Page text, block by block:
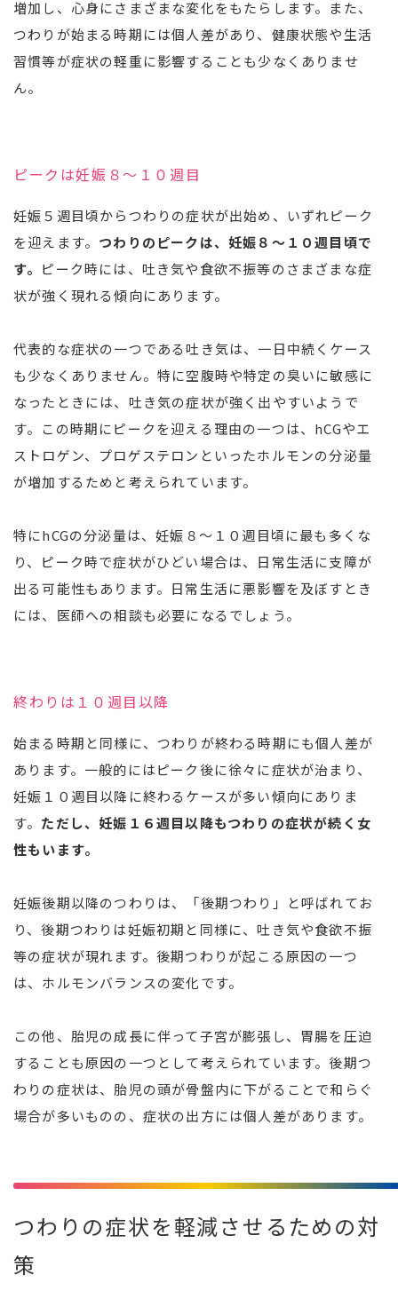
増加し、心身にさまざまな変化をもたらします。また、
つわりが始まる時期には個人差があり、健康状態や生活
習慣等が症状の軽重に影響することも少なくありませ
ん。
ピークは妊娠８〜１０週目
妊娠５週目頃からつわりの症状が出始め、いずれピーク
を迎えます。 つわりのピークは、妊娠８～１０週目頃で
す。 ピーク時には、吐き気や食欲不振等のさまざまな症
状が強く現れる傾向にあります。
代表的な症状の一つである吐き気は、一日中続くケース
も少なくありません。特に空腹時や特定の臭いに敏感に
なったときには、吐き気の症状が強く出やすいようで
す。この時期にピークを迎える理由の一つは、hCGやエ
ストロゲン、プロゲステロンといったホルモンの分泌量
が増加するためと考えられています。
特にhCGの分泌量は、妊娠８～１０週目頃に最も多くな
り、ピーク時で症状がひどい場合は、日常生活に支障が
出る可能性もあります。日常生活に悪影響を及ぼすとき
には、医師への相談も必要になるでしょう。
終わりは１０週目以降
始まる時期と同様に、つわりが終わる時期にも個人差が
あります。一般的にはピーク後に徐々に症状が治まり、
妊娠１０週目以降に終わるケースが多い傾向にありま
す。 ただし、妊娠１６週目以降もつわりの症状が続く女
性もいます。
妊娠後期以降のつわりは、「後期つわり」と呼ばれてお
り、後期つわりは妊娠初期と同様に、吐き気や食欲不振
等の症状が現れます。後期つわりが起こる原因の一つ
は、ホルモンバランスの変化です。
この他、胎児の成長に伴って子宮が膨張し、胃腸を圧迫
することも原因の一つとして考えられています。後期つ
わりの症状は、胎児の頭が骨盤内に下がることで和らぐ
場合が多いものの、症状の出方には個人差があります。
つわりの症状を軽減させるための対
策